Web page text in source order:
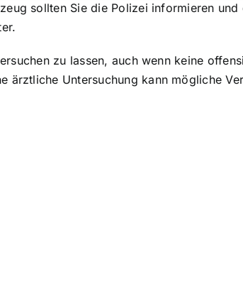
sollten Sie die Polizei informieren
zu lassen, auch wenn keine
ärztliche Untersuchung kann mögliche